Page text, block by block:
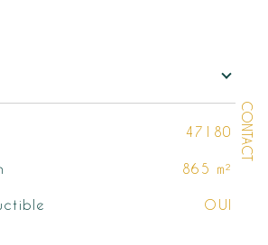
CONTACT
47180
865 m²
OUI